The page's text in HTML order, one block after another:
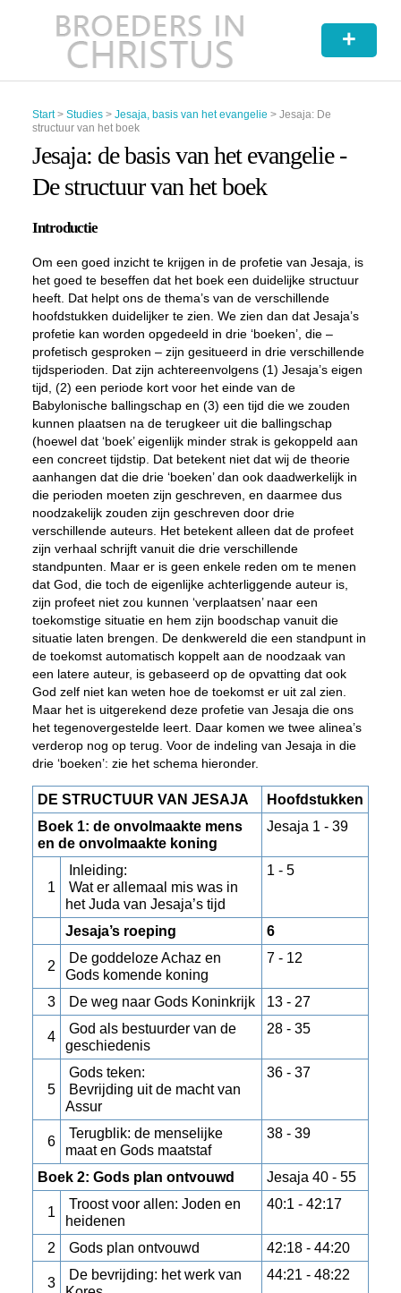
+
Start> Studies> Jesaja, basis van het evangelie > Jesaja: De
structuur van het boek
Jesaja: de basis van het evangelie -
De structuur van het boek
Introductie
Om een goed inzicht te krijgen in de profetie van Jesaja, is
het goed te beseffen dat het boek een duidelijke structuur
heeft. Dat helpt ons de thema’s van de verschillende
hoofdstukken duidelijker te zien. We zien dan dat Jesaja’s
profetie kan worden opgedeeld in drie ‘boeken’, die –
profetisch gesproken – zijn gesitueerd in drie verschillende
tijdsperioden. Dat zijn achtereenvolgens (1) Jesaja’s eigen
tijd, (2) een periode kort voor het einde van de
Babylonische ballingschap en (3) een tijd die we zouden
kunnen plaatsen na de terugkeer uit die ballingschap
(hoewel dat ‘boek’ eigenlijk minder strak is gekoppeld aan
een concreet tijdstip. Dat betekent niet dat wij de theorie
aanhangen dat die drie ‘boeken’ dan ook daadwerkelijk in
die perioden moeten zijn geschreven, en daarmee dus
noodzakelijk zouden zijn geschreven door drie
verschillende auteurs. Het betekent alleen dat de profeet
zijn verhaal schrijft vanuit die drie verschillende
standpunten. Maar er is geen enkele reden om te menen
dat God, die toch de eigenlijke achterliggende auteur is,
zijn profeet niet zou kunnen ‘verplaatsen’ naar een
toekomstige situatie en hem zijn boodschap vanuit die
situatie laten brengen. De denkwereld die een standpunt in
de toekomst automatisch koppelt aan de noodzaak van
een latere auteur, is gebaseerd op de opvatting dat ook
God zelf niet kan weten hoe de toekomst er uit zal zien.
Maar het is uitgerekend deze profetie van Jesaja die ons
het tegenovergestelde leert. Daar komen we twee alinea’s
verderop nog op terug. Voor de indeling van Jesaja in die
drie ‘boeken’: zie het schema hieronder.
DE STRUCTUUR VAN JESAJA
Hoofdstukken
Boek 1: de onvolmaakte mens
en de onvolmaakte koning
Jesaja 1 - 39
1
Inleiding:
Wat er allemaal mis was in
het Juda van Jesaja’s tijd
1 - 5
Jesaja’s roeping 6
2
De goddeloze Achaz en
Gods komende koning
7 - 12
3 De weg naar Gods Koninkrijk 13 - 27
4
God als bestuurder van de
geschiedenis
28 - 35
5
Gods teken:
Bevrijding uit de macht van
Assur
36 - 37
6
Terugblik: de menselijke
maat en Gods maatstaf
38 - 39
Boek 2: Gods plan ontvouwd Jesaja 40 - 55
1
Troost voor allen: Joden en
heidenen
40:1 - 42:17
2 Gods plan ontvouwd 42:18 - 44:20
3
De bevrijding: het werk van
44:21 - 48:22